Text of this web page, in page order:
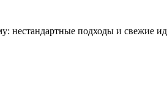
нестандартные подходы и свежие